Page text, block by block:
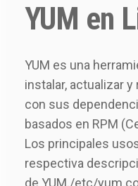
YUM en
YUM es una
instalar, actualizar
con sus
basados en RPM
Los principales
respectiva
de YUM./etc/